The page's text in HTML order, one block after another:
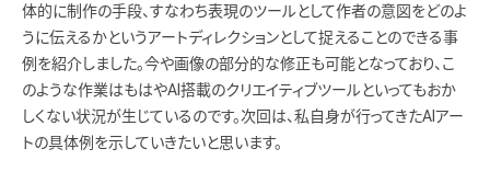
体的に制作の手段、すなわち表現のツールとして作者の意図をどのよ
うに伝えるかというアートディレクションとして捉えることのできる事
例を紹介しました。今や画像の部分的な修正も可能となっており、こ
のような作業はもはやAI搭載のクリエイティブツールといってもおか
しくない状況が生じているのです。次回は、私自身が行ってきたAIアー
トの具体例を示していきたいと思います。